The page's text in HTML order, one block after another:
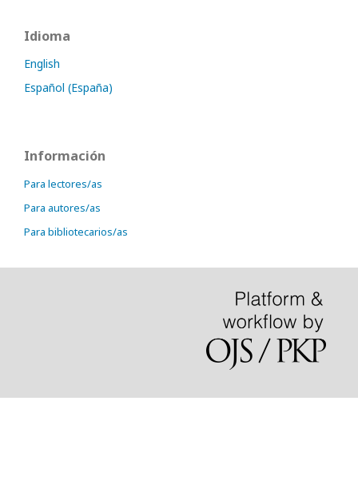
Idioma
English
Español (España)
Información
Para lectores/as
Para autores/as
Para bibliotecarios/as